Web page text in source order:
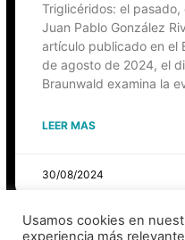
Triglicéridos: el
Juan Pablo González
artículo publicado en el
de agosto de 2024, el
Braunwald examina la
LEER MAS
30/08/2024
Usamos cookies en
experiencia más